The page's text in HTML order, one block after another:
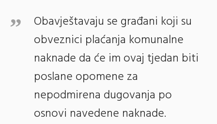
Obavještavaju se građani koji su
obveznici plaćanja komunalne
naknade da će im ovaj tjedan biti
poslane opomene za
nepodmirena dugovanja po
osnovi navedene naknade.